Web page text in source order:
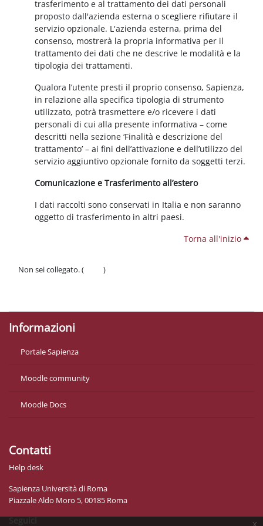
x
trasferimento e al trattamento dei dati personali
proposto dall'azienda esterna o scegliere rifiutare il
servizio opzionale. L'azienda esterna, prima del
consenso, mostrerà la propria informativa per il
trattamento dei dati che ne descrive le modalità e la
tipologia dei trattamenti.
Qualora l’utente presti il proprio consenso, Sapienza,
in relazione alla specifica tipologia di strumento
utilizzato, potrà trasmettere e/o ricevere i dati
personali di cui alla presente informativa – come
descritti nella sezione ‘Finalità e descrizione del
trattamento’ – ai fini dell’attivazione e dell’utilizzo del
servizio aggiuntivo opzionale fornito da soggetti terzi.
Comunicazione e Trasferimento all’estero
I dati raccolti sono conservati in Italia e non saranno
oggetto di trasferimento in altri paesi.
Torna all'inizio
Non sei collegato. (
)
Informazioni
Portale Sapienza
Moodle community
Moodle Docs
Contatti
Help desk
Sapienza Università di Roma
Piazzale Aldo Moro 5, 00185 Roma
Seguici